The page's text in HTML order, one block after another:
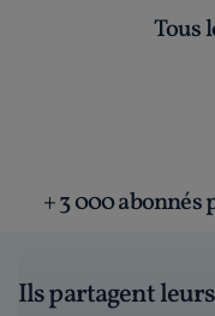
Tous
+ 3 000
Ils partagent